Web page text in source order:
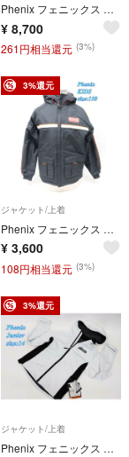
Phenix フェニックス ジュニア スノークリスタル ガールズジャケット 140 ホワイト PS6H20T98 女の子用 R2509-035
¥ 8,700
261円相当還元 (3%)
3%還元
ジャケット/上着
Phenix フェニックス ジュニア ジャケット サイズ150 ブラック PLF429 ブルゾン キッズ R2508-052
¥ 3,600
108円相当還元 (3%)
3%還元
ジャケット/上着
Phenix フェニックス ジュニア ミドルジャケット サイズ14 ホワイト ES6G2KT75 スポーツ キッズ R2505-193